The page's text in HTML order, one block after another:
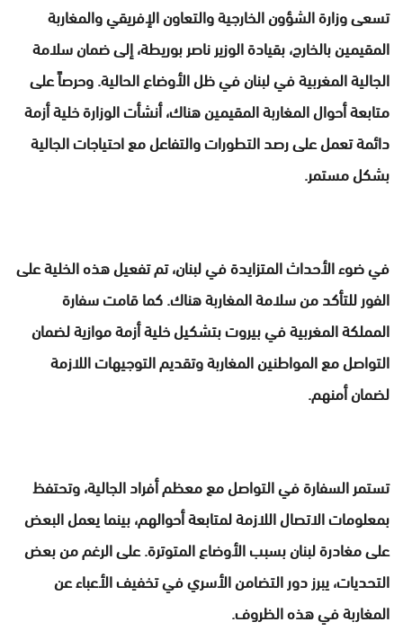
تسعى وزارة الشؤون الخارجية والتعاون الإفريقي والمغاربة
المقيمين بالخارج، بقيادة الوزير ناصر بوريطة، إلى ضمان سلامة
الجالية المغربية في لبنان في ظل الأوضاع الحالية. وحرصاً على
متابعة أحوال المغاربة المقيمين هناك، أنشأت الوزارة خلية أزمة
دائمة تعمل على رصد التطورات والتفاعل مع احتياجات الجالية
بشكل مستمر.
في ضوء الأحداث المتزايدة في لبنان، تم تفعيل هذه الخلية على
الفور للتأكد من سلامة المغاربة هناك. كما قامت سفارة
المملكة المغربية في بيروت بتشكيل خلية أزمة موازية لضمان
التواصل مع المواطنين المغاربة وتقديم التوجيهات اللازمة
لضمان أمنهم.
تستمر السفارة في التواصل مع معظم أفراد الجالية، وتحتفظ
بمعلومات الاتصال اللازمة لمتابعة أحوالهم، بينما يعمل البعض
على مغادرة لبنان بسبب الأوضاع المتوترة. على الرغم من بعض
التحديات، يبرز دور التضامن الأسري في تخفيف الأعباء عن
المغاربة في هذه الظروف.